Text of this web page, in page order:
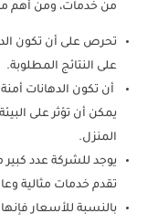
من خدمات، ومن أهم
تحرص على أن تكون
على النتائج المطلوبة.
أن تكون الدهانات
يمكن أن تؤثر على
المنزل.
يوجد للشركة عدد كبير
تقدم خدمات مثالية
بالنسبة للأسعار